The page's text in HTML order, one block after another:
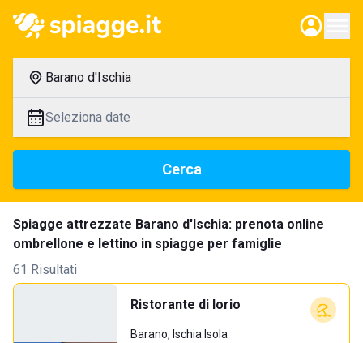
Barano d'Ischia
Seleziona date
Cerca
Spiagge attrezzate Barano d'Ischia: prenota online
ombrellone e lettino in spiagge per famiglie
61 Risultati
Ristorante di Iorio
Barano, Ischia Isola